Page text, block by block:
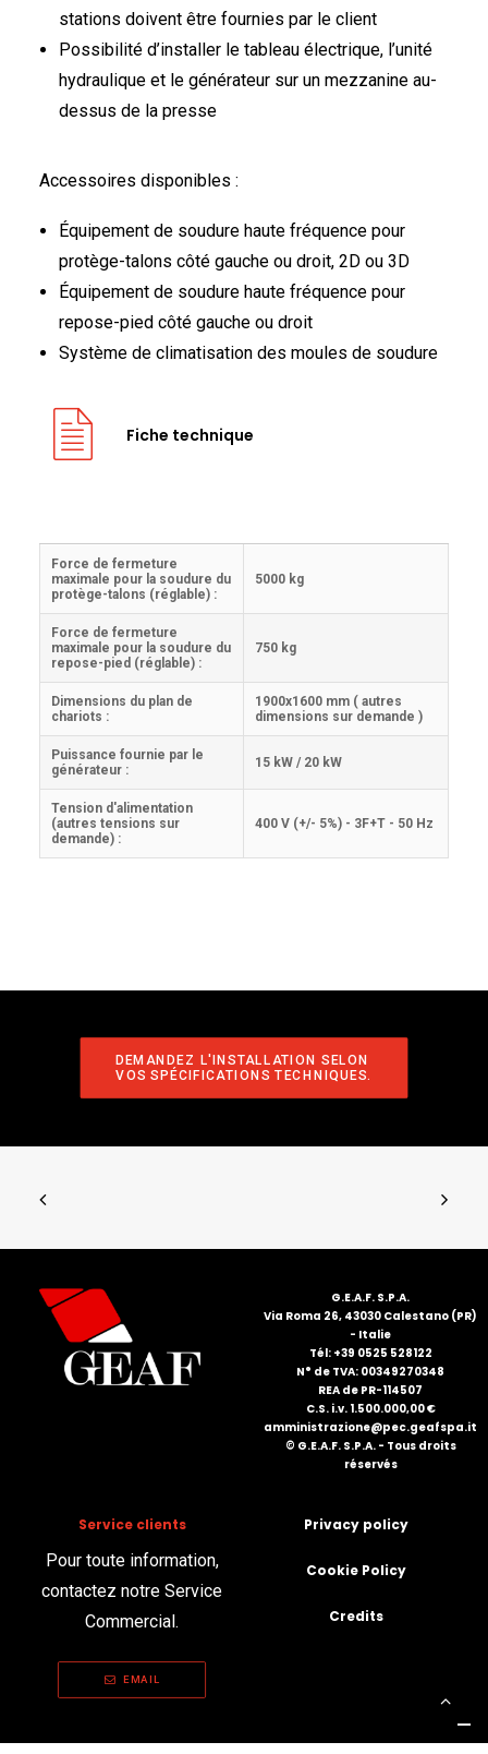
stations doivent être fournies par le client
Possibilité d’installer le tableau électrique, l’unité
hydraulique et le générateur sur un mezzanine au-
dessus de la presse
Accessoires disponibles :
Équipement de soudure haute fréquence pour
protège-talons côté gauche ou droit, 2D ou 3D
Équipement de soudure haute fréquence pour
repose-pied côté gauche ou droit
Système de climatisation des moules de soudure
Fiche technique
Force de fermeture
maximale pour la soudure du
protège-talons (réglable) :
5000 kg
Force de fermeture
maximale pour la soudure du
repose-pied (réglable) :
750 kg
Dimensions du plan de
chariots :
1900x1600 mm ( autres
dimensions sur demande )
Puissance fournie par le
générateur :
15 kW / 20 kW
Tension d'alimentation
(autres tensions sur
demande) :
400 V (+/- 5%) - 3F+T - 50 Hz
DEMANDEZ L'INSTALLATION SELON
VOS SPÉCIFICATIONS TECHNIQUES.
G.E.A.F. S.P.A.
Via Roma 26, 43030 Calestano (PR)
- Italie
Tél: +39 0525 528122
N° de TVA: 00349270348
REA de PR-114507
C.S. i.v. 1.500.000,00 €
amministrazione@pec.geafspa.it
© G.E.A.F. S.P.A. - Tous droits
réservés
Service clients
Pour toute information,
contactez notre Service
Commercial.
EMAIL
Privacy policy
Cookie Policy
Credits